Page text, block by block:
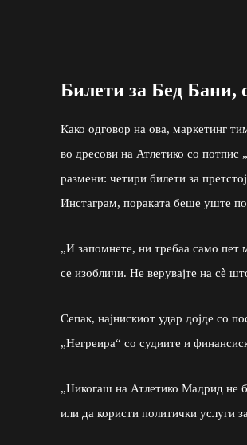
Билети за Бед Бани,
Како одговор на ова, маркетинг
во дресови на Атлетико со потпис
размени: четири билети за
Инстаграм, пораката беше уште
„И запомнете, ни требаа само пет
се изобличи. Не верувајте на сè
Сепак, најнискиот удар дојде со
„Негреира“ со судиите и
„Никогаш на Атлетико Мадрид не
или да користи политички